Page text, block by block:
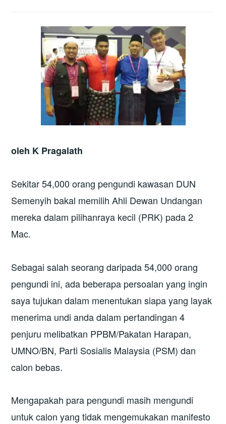
oleh K Pragalath
Sekitar 54,000 orang pengundi kawasan DUN
Semenyih bakal memilih Ahli Dewan Undangan
mereka dalam pilihanraya kecil (PRK) pada 2
Mac.
Sebagai salah seorang daripada 54,000 orang
pengundi ini, ada beberapa persoalan yang ingin
saya tujukan dalam menentukan siapa yang layak
menerima undi anda dalam pertandingan 4
penjuru melibatkan PPBM/Pakatan Harapan,
UMNO/BN, Parti Sosialis Malaysia (PSM) dan
calon bebas.
Mengapakah para pengundi masih mengundi
untuk calon yang tidak mengemukakan manifesto